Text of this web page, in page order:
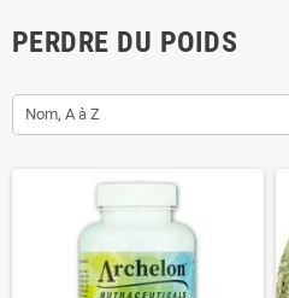
PERDRE DU POIDS
Nom, A à Z